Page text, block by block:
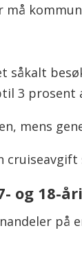
såkalt
3
mens
og 18-
på